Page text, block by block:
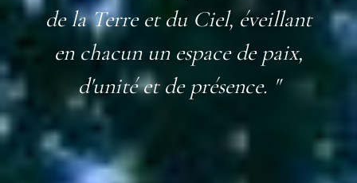
de la Terre et du Ciel, éveillant
en chacun un espace de paix,
d'unité et de présence. "